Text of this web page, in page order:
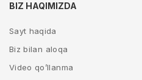
BIZ HAQIMIZDA
Sayt haqida
Biz bilan aloqa
Video qo’llanma